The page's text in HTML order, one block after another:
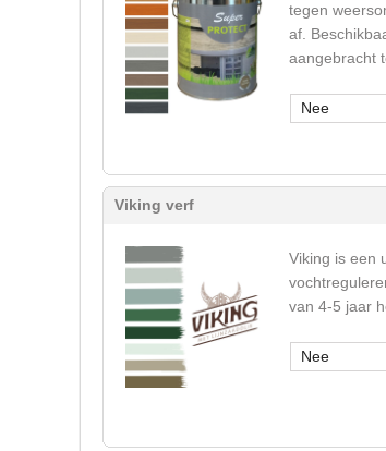
tegen
af.
aangebracht
Nee
Viking verf
Viking is een
van 4-5 jaar
Nee